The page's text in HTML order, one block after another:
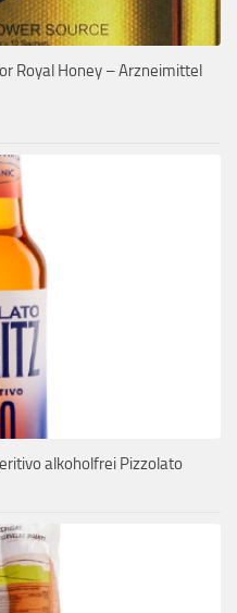
Royal Honey – Arzneimittel
alkoholfrei Pizzolato